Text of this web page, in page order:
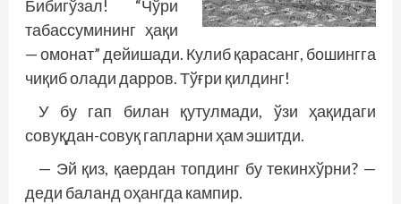
Бибигўзал! “Чўри
табассумининг ҳақи
— омонат” дейишади. Кулиб қарасанг, бошингга
чиқиб олади дарров. Тўғри қилдинг!
У бу гап билан қутулмади, ўзи ҳақидаги
совуқдан-совуқ гапларни ҳам эшитди.
— Эй қиз, қаердан топдинг бу текинхўрни? —
деди баланд оҳангда кампир.